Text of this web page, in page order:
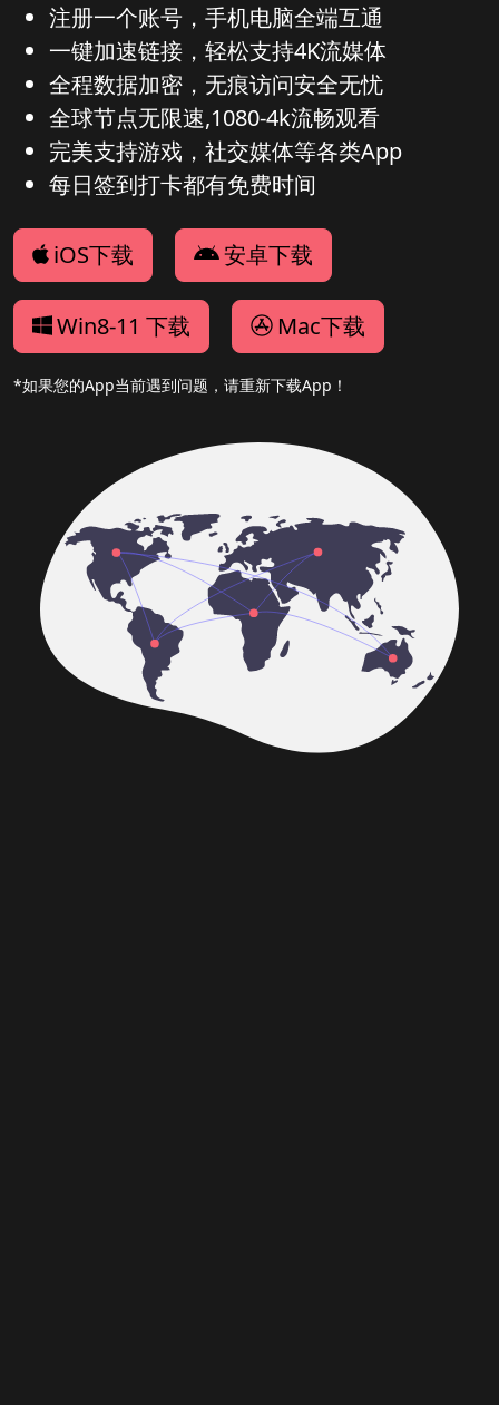
注册一个账号，手机电脑全端互通
一键加速链接，轻松支持4K流媒体
全程数据加密，无痕访问安全无忧
全球节点无限速,1080-4k流畅观看
完美支持游戏，社交媒体等各类App
每日签到打卡都有免费时间
iOS下载 安卓下载
Win8-11 下载 Mac下载
*如果您的App当前遇到问题，请重新下载App！